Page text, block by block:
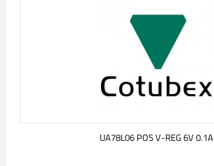
UA78L06 POS V-REG 6V 0.1A